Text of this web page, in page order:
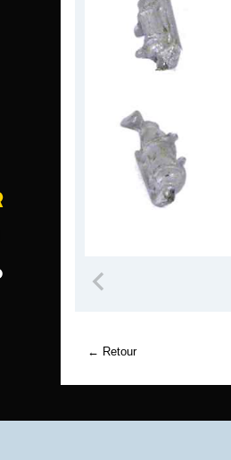
Retour